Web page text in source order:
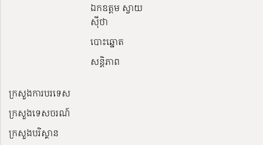
ឯកឧត្តម ស្វាយ
ស៊ីថា
បោះឆ្នោត
សន្តិភាព
ក្រសួងការបរទេស
ក្រសួងទេសចរណ៍
ក្រសួងបរិស្ថាន